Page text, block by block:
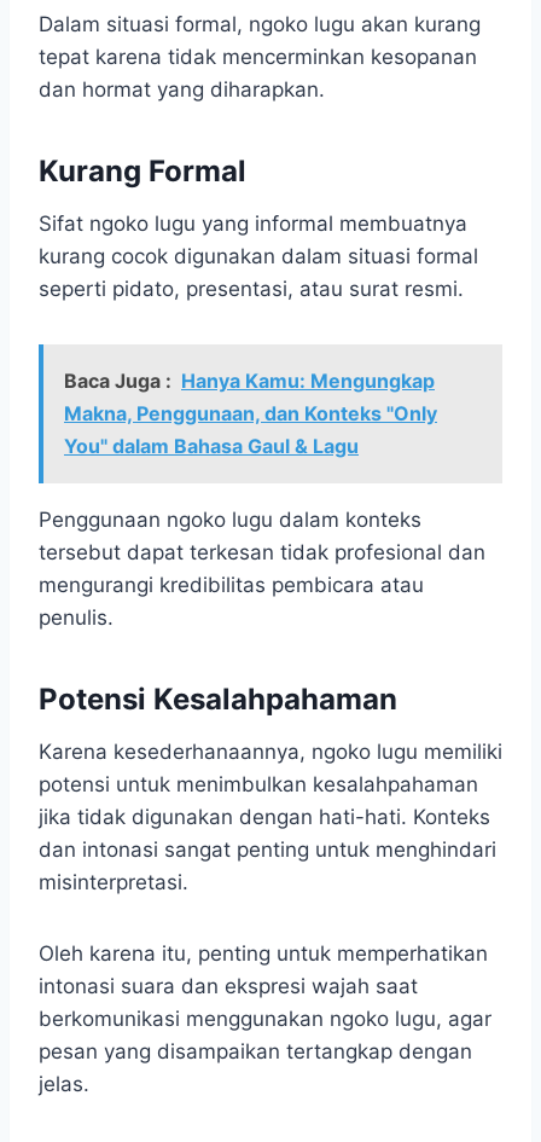
Dalam situasi formal, ngoko lugu akan kurang
tepat karena tidak mencerminkan kesopanan
dan hormat yang diharapkan.
Kurang Formal
Sifat ngoko lugu yang informal membuatnya
kurang cocok digunakan dalam situasi formal
seperti pidato, presentasi, atau surat resmi.
Baca Juga : Hanya Kamu: Mengungkap
Makna, Penggunaan, dan Konteks "Only
You" dalam Bahasa Gaul & Lagu
Penggunaan ngoko lugu dalam konteks
tersebut dapat terkesan tidak profesional dan
mengurangi kredibilitas pembicara atau
penulis.
Potensi Kesalahpahaman
Karena kesederhanaannya, ngoko lugu memiliki
potensi untuk menimbulkan kesalahpahaman
jika tidak digunakan dengan hati-hati. Konteks
dan intonasi sangat penting untuk menghindari
misinterpretasi.
Oleh karena itu, penting untuk memperhatikan
intonasi suara dan ekspresi wajah saat
berkomunikasi menggunakan ngoko lugu, agar
pesan yang disampaikan tertangkap dengan
jelas.